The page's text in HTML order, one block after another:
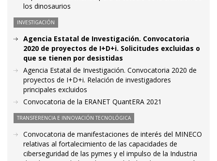
los dinosaurios
INVESTIGACIÓN
Agencia Estatal de Investigación. Convocatoria
2020 de proyectos de I+D+i. Solicitudes excluidas o
que se tienen por desistidas
Agencia Estatal de Investigación. Convocatoria 2020 de
proyectos de I+D+i. Relación de investigadores
principales excluidos
Convocatoria de la ERANET QuantERA 2021
TRANSFERENCIA E INNOVACIÓN TECNOLÓGICA
Convocatoria de manifestaciones de interés del MINECO
relativas al fortalecimiento de las capacidades de
ciberseguridad de las pymes y el impulso de la Industria